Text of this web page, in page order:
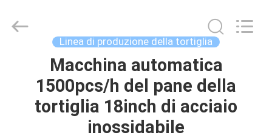
PRODOTTI
Machinery
Technology
Linea di produzione della tortiglia
Macchina automatica
1500pcs/h del pane della
tortiglia 18inch di acciaio
inossidabile